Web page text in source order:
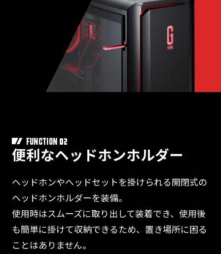
FUNCTION 02
便利なヘッドホンホルダー
ヘッドホンやヘッドセットを掛けられる開閉式の
ヘッドホンホルダーを装備。
使用時はスムーズに取り出して装着でき、使用後
も簡単に掛けて収納できるため、置き場所に困る
ことはありません。